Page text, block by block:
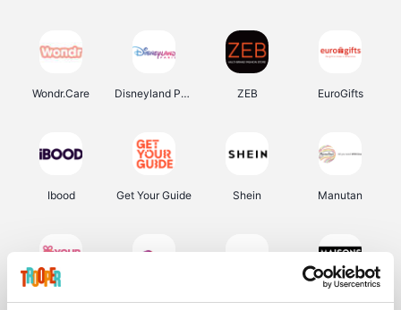
Wondr.Care Disneyland Paris ZEB EuroGifts
Ibood Get Your Guide Shein Manutan